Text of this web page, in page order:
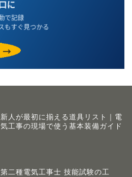
新人が最初に揃える道具リスト｜電
気工事の現場で使う基本装備ガイド
第二種電気工事士 技能試験の工